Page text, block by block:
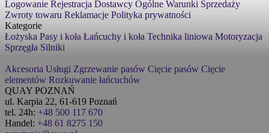
Logowanie Rejestracja Dostawcy Ogólne Warunki Sprzedaży
Zwroty towaru Reklamacje Polityka prywatności
Kategorie
Łożyska Pasy i koła Łańcuchy i koła Technika liniowa Motoryzacja
Sprzęgła Silniki
Akcesoria Usługi Zgrzewanie pasów Cięcie pasów Cięcie
elementów Rozkuwanie łańcuchów
QUAY POZNAŃ
ul. Karpia 22, 61-619 Poznań
tel. 24h: +48 500 117 670
Handel: +48 61 8275 150